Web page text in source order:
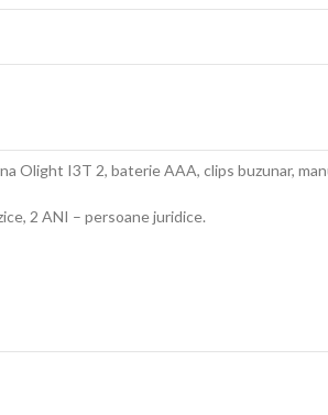
Olight I3T 2, baterie AAA, clips buzunar,
2 ANI – persoane juridice.